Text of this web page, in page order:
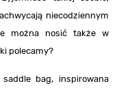
niecodziennym
można nosić także w
polecamy?
bag, inspirowana